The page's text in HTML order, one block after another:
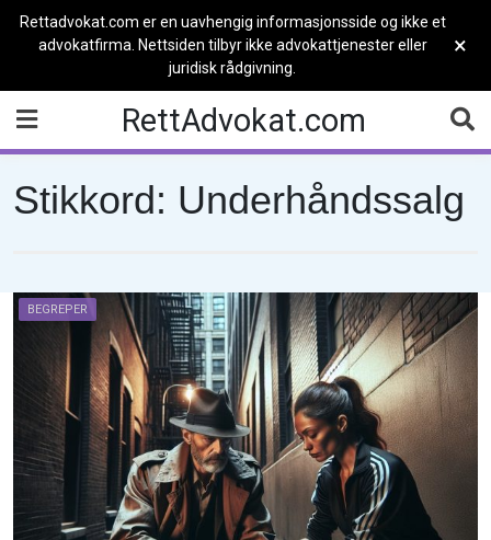
Rettadvokat.com er en uavhengig informasjonsside og ikke et
advokatfirma. Nettsiden tilbyr ikke advokattjenester eller
juridisk rådgivning.
×
content
RettAdvokat.com
Stikkord: Underhåndssalg
BEGREPER